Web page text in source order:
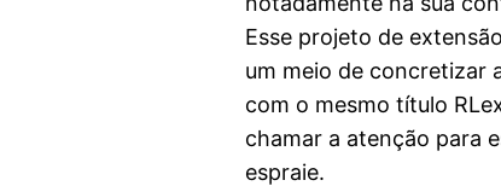
Esse projeto de
um meio de concretizar
com o mesmo título
chamar a atenção para
espraie.